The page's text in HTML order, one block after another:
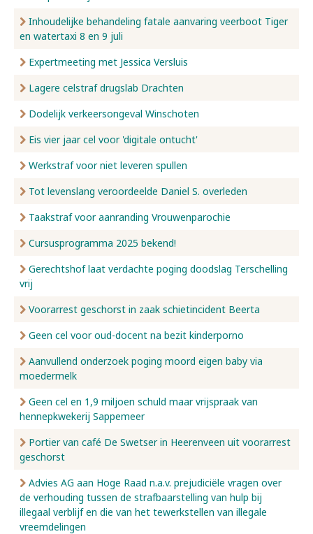
Inhoudelijke behandeling fatale aanvaring veerboot Tiger
en watertaxi 8 en 9 juli
Expertmeeting met Jessica Versluis
Lagere celstraf drugslab Drachten
Dodelijk verkeersongeval Winschoten
Eis vier jaar cel voor 'digitale ontucht'
Werkstraf voor niet leveren spullen
Tot levenslang veroordeelde Daniel S. overleden
Taakstraf voor aanranding Vrouwenparochie
Cursusprogramma 2025 bekend!
Gerechtshof laat verdachte poging doodslag Terschelling
vrij
Voorarrest geschorst in zaak schietincident Beerta
Geen cel voor oud-docent na bezit kinderporno
Aanvullend onderzoek poging moord eigen baby via
moedermelk
Geen cel en 1,9 miljoen schuld maar vrijspraak van
hennepkwekerij Sappemeer
Portier van café De Swetser in Heerenveen uit voorarrest
geschorst
Advies AG aan Hoge Raad n.a.v. prejudiciële vragen over
de verhouding tussen de strafbaarstelling van hulp bij
illegaal verblijf en die van het tewerkstellen van illegale
vreemdelingen